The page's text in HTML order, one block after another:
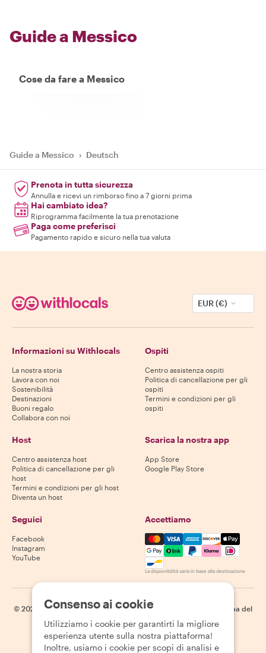
Guide a Messico
Cose da fare a Messico
Guide a Messico › Deutsch
Prenota in tutta sicurezza
Annulla e ricevi un rimborso fino a 7 giorni prima
Hai cambiato idea?
Riprogramma facilmente la tua prenotazione
Paga come preferisci
Pagamento rapido e sicuro nella tua valuta
EUR (€)
Informazioni su Withlocals
La nostra storia
Lavora con noi
Sostenibilità
Destinazioni
Buoni regalo
Collabora con noi
Ospiti
Centro assistenza ospiti
Politica di cancellazione per gli
ospiti
Termini e condizioni per gli
ospiti
Host
Centro assistenza host
Politica di cancellazione per gli
host
Termini e condizioni per gli host
Diventa un host
Scarica la nostra app
App Store
Google Play Store
Seguici
Facebook
Instagram
YouTube
Accettiamo
Mastercard, Visa, Amex,
La disponibilità varia in base alla destinazione
© 2026 Withlocals.com | Informativa sulla privacy
Mappa del
Consenso ai cookie
Utilizziamo i cookie per garantirti la migliore
esperienza utente sulla nostra piattaforma!
Inoltre, usiamo i cookie per scopi di analisi e